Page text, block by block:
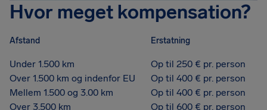
Hvor meget kompensation?
Afstand Erstatning
Under 1.500 km
Op til 250 € pr. person
Over 1.500 km og indenfor EU
Op til 400 € pr. person
Mellem 1.500 og 3.00 km
Op til 400 € pr. person
Over 3.500 km
Op til 600 € pr. person